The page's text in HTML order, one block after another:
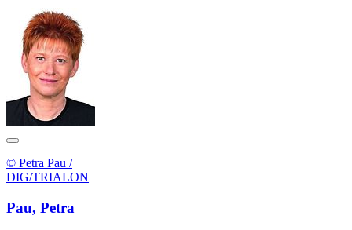
© Petra Pau /
DIG/TRIALON
Pau, Petra